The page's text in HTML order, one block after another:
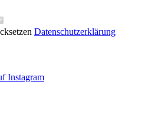
Datenschutzerklärung
Instagram